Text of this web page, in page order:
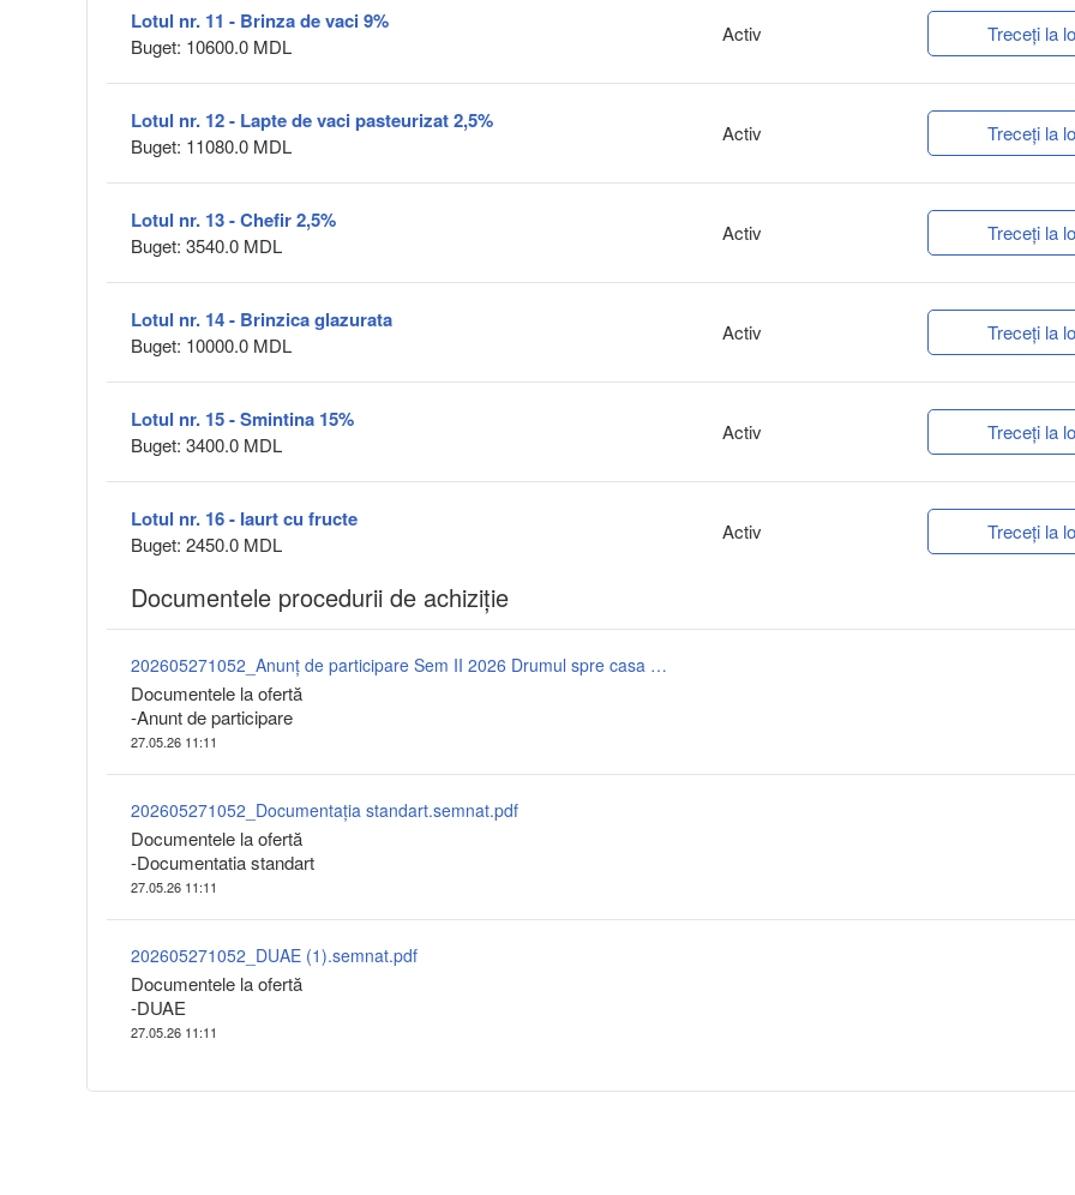
Lotul nr. 11 - Brinza de vaci 9%
Buget: 10600.0 MDL
Activ Treceți la
Lotul nr. 12 - Lapte de vaci pasteurizat 2,5%
Buget: 11080.0 MDL
Activ Treceți la
Lotul nr. 13 - Chefir 2,5%
Buget: 3540.0 MDL
Activ Treceți la
Lotul nr. 14 - Brinzica glazurata
Buget: 10000.0 MDL
Activ Treceți la
Lotul nr. 15 - Smintina 15%
Buget: 3400.0 MDL
Activ Treceți la
Lotul nr. 16 - Iaurt cu fructe
Buget: 2450.0 MDL
Activ Treceți la
Documentele procedurii de achiziție
202605271052_Anunț de participare Sem II 2026 Drumul spre casa pește, carne, panificație, lactate.semnat.pdf
Documentele la ofertă
-Anunt de participare
27.05.26 11:11
202605271052_Documentația standart.semnat.pdf
Documentele la ofertă
-Documentatia standart
27.05.26 11:11
202605271052_DUAE (1).semnat.pdf
Documentele la ofertă
-DUAE
27.05.26 11:11